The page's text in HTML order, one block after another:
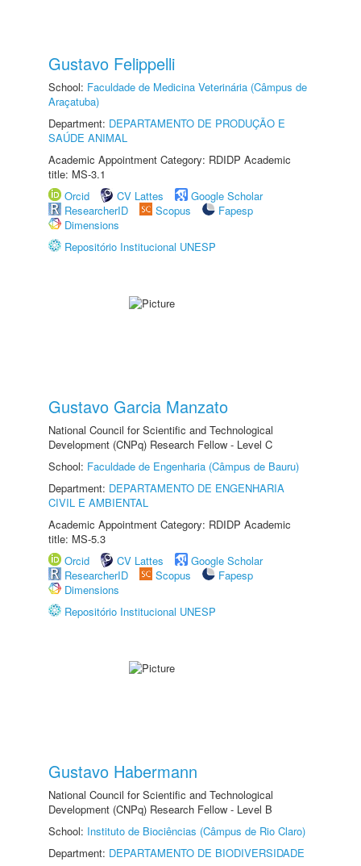
Gustavo Felippelli
School: Faculdade de Medicina Veterinária (Câmpus de
Araçatuba)
Department: DEPARTAMENTO DE PRODUÇÃO E
SAÚDE ANIMAL
Academic Appointment Category: RDIDP Academic
title: MS-3.1
Orcid
CV Lattes
Google Scholar
ResearcherID
Scopus
Fapesp
Dimensions
Repositório Institucional UNESP
Gustavo Garcia Manzato
National Council for Scientific and Technological
Development (CNPq) Research Fellow - Level C
School: Faculdade de Engenharia (Câmpus de Bauru)
Department: DEPARTAMENTO DE ENGENHARIA
CIVIL E AMBIENTAL
Academic Appointment Category: RDIDP Academic
title: MS-5.3
Orcid
CV Lattes
Google Scholar
ResearcherID
Scopus
Fapesp
Dimensions
Repositório Institucional UNESP
Gustavo Habermann
National Council for Scientific and Technological
Development (CNPq) Research Fellow - Level B
School: Instituto de Biociências (Câmpus de Rio Claro)
Department: DEPARTAMENTO DE BIODIVERSIDADE